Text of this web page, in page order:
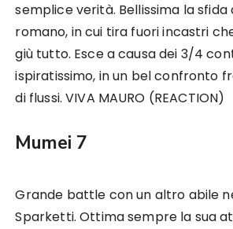
semplice verità. Bellissima la
romano, in cui tira fuori incastri
giù tutto. Esce a causa dei 3/4
ispiratissimo, in un bel confronto
di flussi. VIVA MAURO (REACTION)
Mumei 7
Grande battle con un altro abile
Sparketti. Ottima sempre la sua